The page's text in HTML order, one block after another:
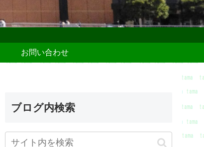
お問い合わせ
ブログ内検索